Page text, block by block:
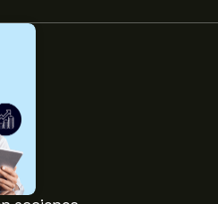
INGR es de 102.93‎$‎.
acciones de Ingredion Inc
y las previsiones de